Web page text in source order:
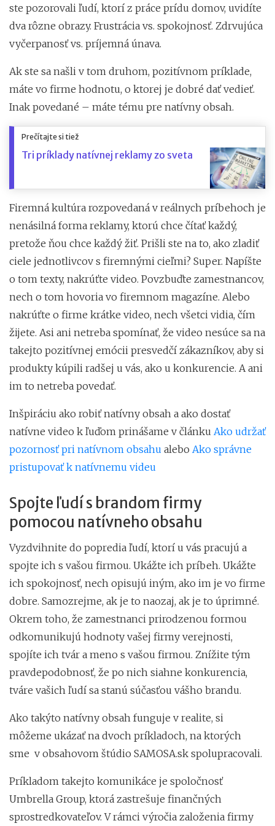
ste pozorovali ľudí, ktorí z práce prídu domov, uvidíte
dva rôzne obrazy. Frustrácia vs. spokojnosť. Zdrvujúca
vyčerpanosť vs. príjemná únava.
Ak ste sa našli v tom druhom, pozitívnom príklade,
máte vo firme hodnotu, o ktorej je dobré dať vedieť.
Inak povedané – máte tému pre natívny obsah.
Prečítajte si tiež
Tri príklady natívnej reklamy zo sveta
Firemná kultúra rozpovedaná v reálnych príbehoch je
nenásilná forma reklamy, ktorú chce čítať každý,
pretože ňou chce každý žiť. Prišli ste na to, ako zladiť
ciele jednotlivcov s firemnými cieľmi? Super. Napíšte
o tom texty, nakrúťte video. Povzbuďte zamestnancov,
nech o tom hovoria vo firemnom magazíne. Alebo
nakrúťte o firme krátke video, nech všetci vidia, čím
žijete. Asi ani netreba spomínať, že video nesúce sa na
takejto pozitívnej emócii presvedčí zákazníkov, aby si
produkty kúpili radšej u vás, ako u konkurencie. A ani
im to netreba povedať.
Inšpiráciu ako robiť natívny obsah a ako dostať
natívne video k ľuďom prinášame v článku Ako udržať
pozornosť pri natívnom obsahu alebo Ako správne
pristupovať k natívnemu videu
Spojte ľudí s brandom firmy
pomocou natívneho obsahu
Vyzdvihnite do popredia ľudí, ktorí u vás pracujú a
spojte ich s vašou firmou. Ukážte ich príbeh. Ukážte
ich spokojnosť, nech opisujú iným, ako im je vo firme
dobre. Samozrejme, ak je to naozaj, ak je to úprimné.
Okrem toho, že zamestnanci prirodzenou formou
odkomunikujú hodnoty vašej firmy verejnosti,
spojíte ich tvár a meno s vašou firmou. Znížite tým
pravdepodobnosť, že po nich siahne konkurencia,
tváre vašich ľudí sa stanú súčasťou vášho brandu.
Ako takýto natívny obsah funguje v realite, si
môžeme ukázať na dvoch príkladoch, na ktorých
sme v obsahovom štúdio SAMOSA.sk spolupracovali.
Príkladom takejto komunikáce je spoločnosť
Umbrella Group, ktorá zastrešuje finančných
sprostredkovateľov. V rámci výročia založenia firmy